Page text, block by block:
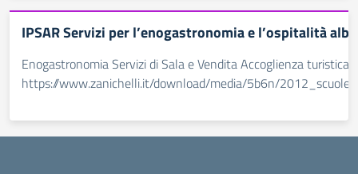
IPSAR Servizi per l’enogastronomia e l’ospitalità
Enogastronomia Servizi di Sala e Vendita Accoglienza turistica
https://www.zanichelli.it/download/media/5b6n/